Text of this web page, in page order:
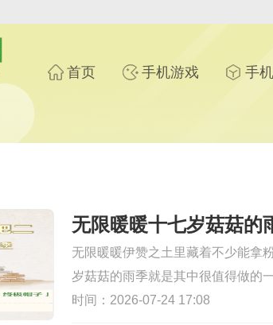
首页 手机游戏 手
无限暖暖伊赞之土里藏着不少能拿
岁菇菇的雨季就是其中很值得做的
开的系列搭配任务，全程不用打怪
时间：2026-07-24 17:08